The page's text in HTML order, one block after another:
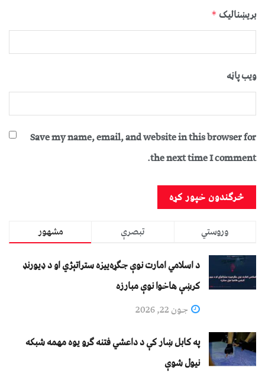
بریښنالیک *
ویب پاڼه
Save my name, email, and website in this browser for
the next time I comment.
مشهور تبصرې
وروستي
د اسلامي امارت نوې جګړه‌ییزه ستراتېژي او د ډیورنډ
کرښې هاخوا نوې مبارزه
جون 22, 2026
په کابل ښار کې د داعشي فتنه ګرو يوه مهمه شبکه
نيول شوې